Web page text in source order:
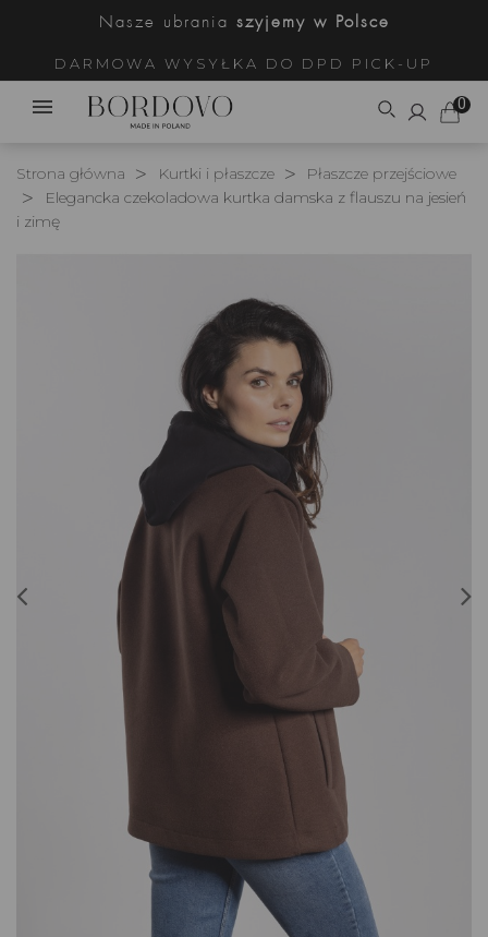
Nasze ubrania szyjemy w Polsce
DARMOWA WYSYŁKA DO DPD PICK-UP
0
Strona główna Kurtki i płaszcze
Płaszcze przejściowe
Elegancka czekoladowa kurtka damska z flauszu na jesień
i zimę